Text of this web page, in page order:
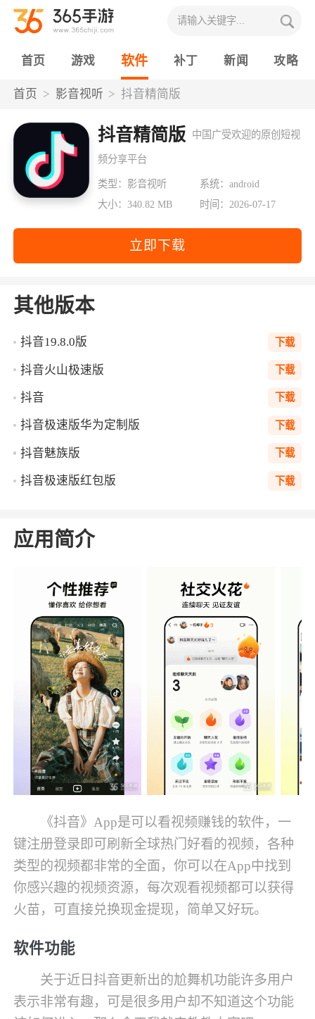
首页 游戏 软件 补丁 新闻 攻略
首页 影音视听 抖音精简版
抖音精简版 中国广受欢迎的原创短视
频分享平台
类型：影音视听
系统：android
大小：340.82 MB
时间：2026-07-17
立即下载
其他版本
抖音19.8.0版 下载
抖音火山极速版 下载
抖音 下载
抖音极速版华为定制版 下载
抖音魅族版 下载
抖音极速版红包版 下载
应用简介
《抖音》App是可以看视频赚钱的软件，一
键注册登录即可刷新全球热门好看的视频，各种
类型的视频都非常的全面，你可以在App中找到
你感兴趣的视频资源，每次观看视频都可以获得
火苗，可直接兑换现金提现，简单又好玩。
软件功能
关于近日抖音更新出的尬舞机功能许多用户
表示非常有趣，可是很多用户却不知道这个功能